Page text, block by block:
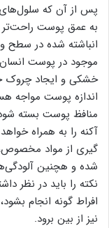
پس از آن که
به عمق پوست
انباشته شده در سطح
موجود در پوست
خشکی و ایجاد چروک
اندازه پوست مواجه
منافظ پوست بسته
آکنه را به همراه
گیری از مواد
شده و هچنین
نکته را باید در نظر
افراط گونه انجام
نیز از بین برود.